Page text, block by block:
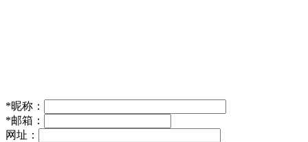
*昵称：
*邮箱：
网址：